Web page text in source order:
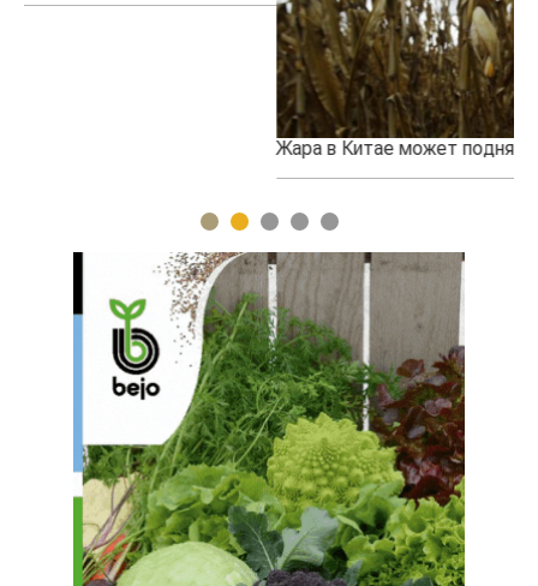
Жара в Китае может поднять цены на зерно
1 2 3 4 5